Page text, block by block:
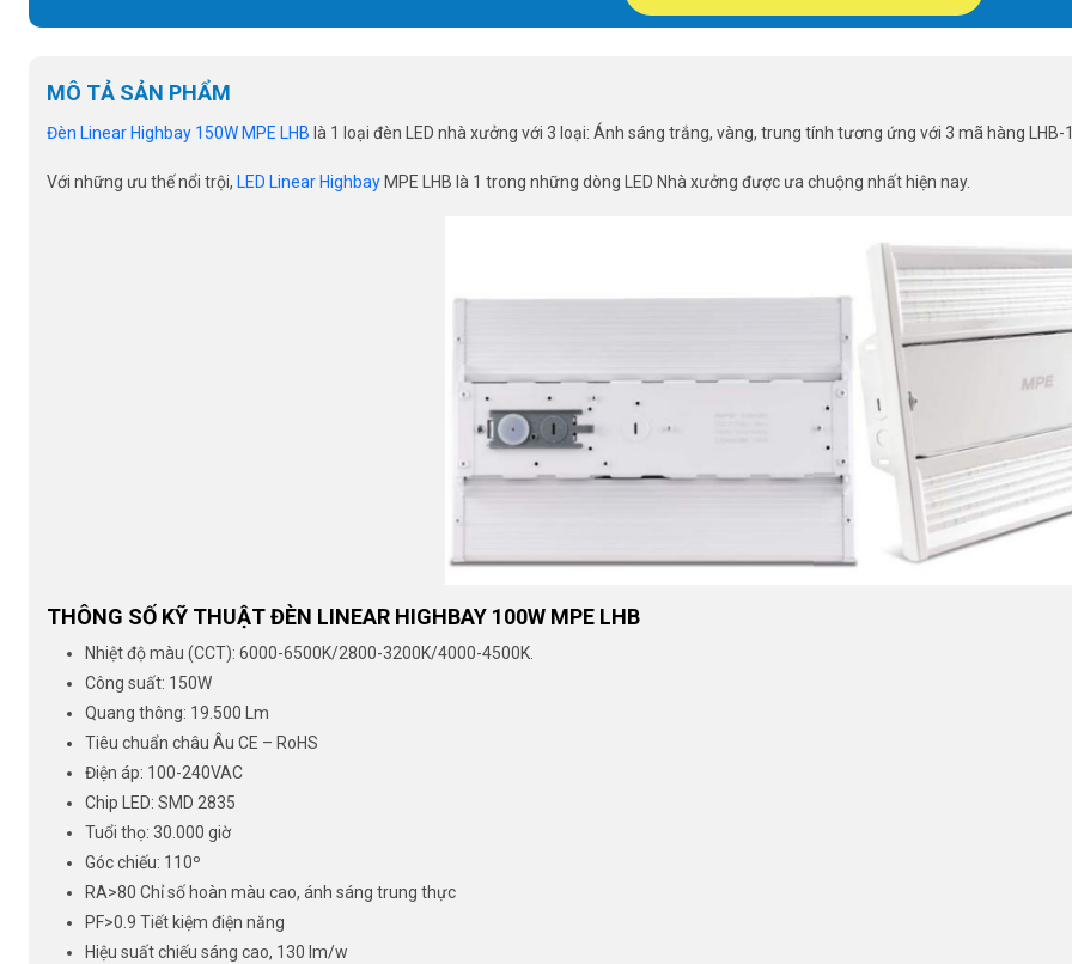
MÔ TẢ SẢN PHẨM
Đèn Linear Highbay 150W MPE LHB là 1 loại đèn LED nhà xưởng với 3 loại: Ánh sáng trắng, vàng, trung tính tương ứng với 3 mã hàng LHB-
Với những ưu thế nổi trội, LED Linear Highbay MPE LHB là 1 trong những dòng LED Nhà xưởng được ưa chuộng nhất hiện nay.
THÔNG SỐ KỸ THUẬT ĐÈN LINEAR HIGHBAY 100W MPE LHB
Nhiệt độ màu (CCT): 6000-6500K/2800-3200K/4000-4500K.
Công suất: 150W
Quang thông: 19.500 Lm
Tiêu chuẩn châu Âu CE – RoHS
Điện áp: 100-240VAC
Chip LED: SMD 2835
Tuổi thọ: 30.000 giờ
Góc chiếu: 110º
RA>80 Chỉ số hoàn màu cao, ánh sáng trung thực
PF>0.9 Tiết kiệm điện năng
Hiệu suất chiếu sáng cao, 130 lm/w